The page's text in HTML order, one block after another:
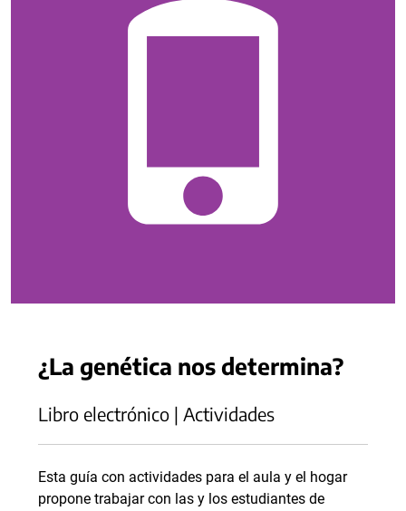
¿La genética nos determina?
Libro electrónico | Actividades
Esta guía con actividades para el aula y el hogar
propone trabajar con las y los estudiantes de